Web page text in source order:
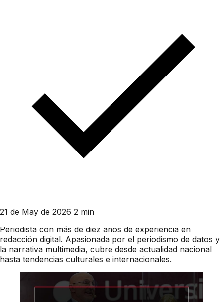
21 de May de 2026 2 min
Periodista con más de diez años de experiencia en
redacción digital. Apasionada por el periodismo de datos y
la narrativa multimedia, cubre desde actualidad nacional
hasta tendencias culturales e internacionales.